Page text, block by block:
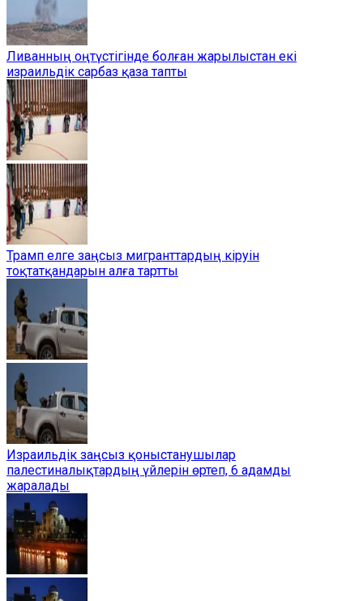
Ливанның оңтүстігінде болған жарылыстан екі
израильдік сарбаз қаза тапты
Трамп елге заңсыз мигранттардың кіруін
тоқтатқандарын алға тартты
Израильдік заңсыз қоныстанушылар
палестиналықтардың үйлерін өртеп, 6 адамды
жаралады